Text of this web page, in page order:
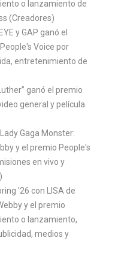
o lanzamiento de
(Creadores)
y GAP ganó el
Voice por
entretenimiento de
ganó el premio
general y película
Gaga Monster:
y el premio People's
en vivo y
'26 con LISA de
y el premio
o lanzamiento,
medios y